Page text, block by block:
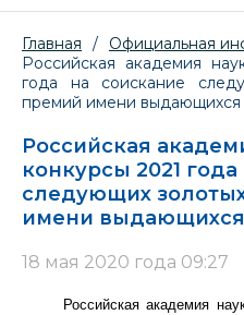
Главная / Официальная
Российская академия
года на соискание
премий имени выдающихся
Российская
конкурсы 2021
следующих
имени
18 мая 2020 года 09:27
Российская академия